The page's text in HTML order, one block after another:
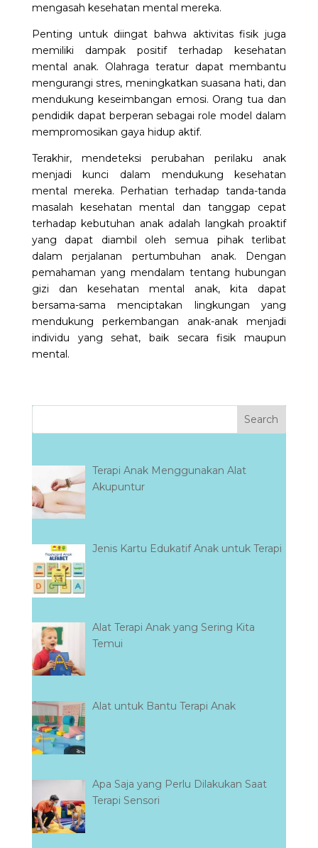
mengasah kesehatan mental mereka.
Penting untuk diingat bahwa aktivitas fisik juga
memiliki dampak positif terhadap kesehatan
mental anak. Olahraga teratur dapat membantu
mengurangi stres, meningkatkan suasana hati, dan
mendukung keseimbangan emosi. Orang tua dan
pendidik dapat berperan sebagai role model dalam
mempromosikan gaya hidup aktif.
Terakhir, mendeteksi perubahan perilaku anak
menjadi kunci dalam mendukung kesehatan
mental mereka. Perhatian terhadap tanda-tanda
masalah kesehatan mental dan tanggap cepat
terhadap kebutuhan anak adalah langkah proaktif
yang dapat diambil oleh semua pihak terlibat
dalam perjalanan pertumbuhan anak. Dengan
pemahaman yang mendalam tentang hubungan
gizi dan kesehatan mental anak, kita dapat
bersama-sama menciptakan lingkungan yang
mendukung perkembangan anak-anak menjadi
individu yang sehat, baik secara fisik maupun
mental.
Terapi Anak Menggunakan Alat
Akupuntur
Jenis Kartu Edukatif Anak untuk Terapi
Alat Terapi Anak yang Sering Kita
Temui
Alat untuk Bantu Terapi Anak
Apa Saja yang Perlu Dilakukan Saat
Terapi Sensori